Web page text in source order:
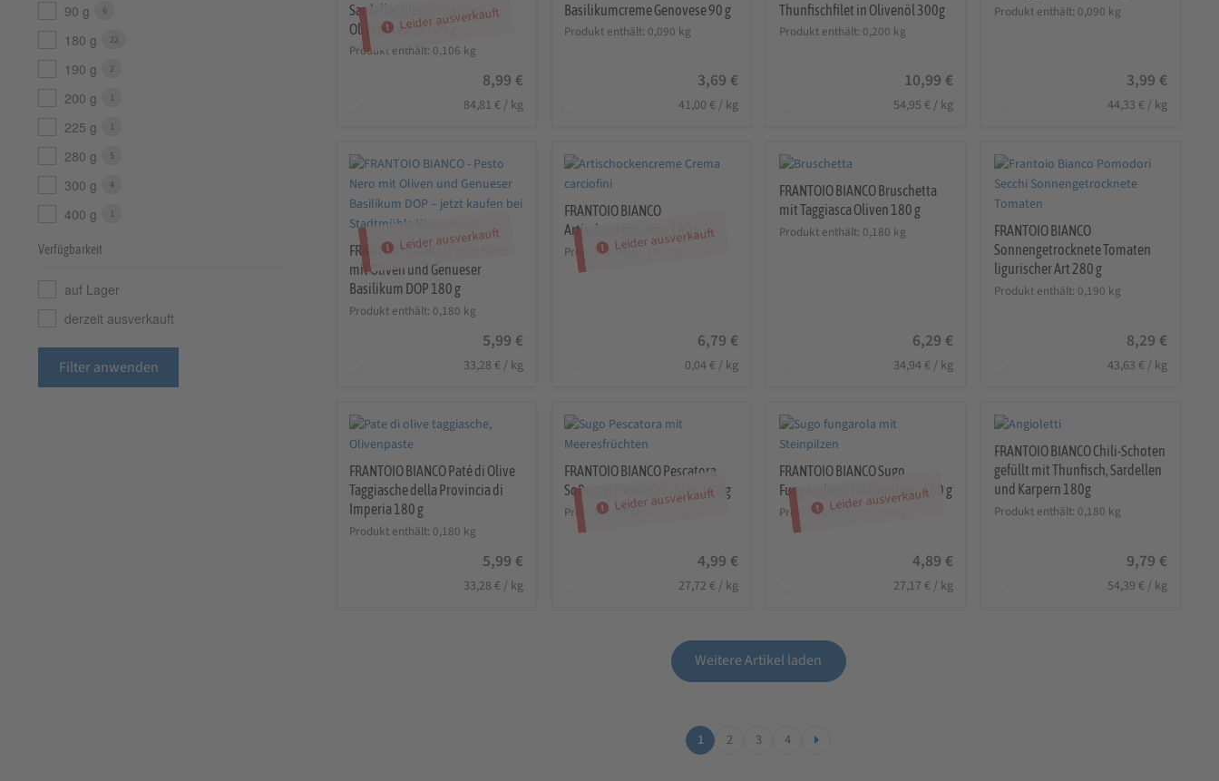
Leider ausverkauft
Sardellenfilets in nativem
Olivenöl extra 200 g
Produkt enthält: 0,106 kg
8,99 €
84,81 € / kg
Basilikumcreme Genovese 90 g
Produkt enthält: 0,090 kg
3,69 €
41,00 € / kg
Thunfischfilet in Olivenöl 300g
Produkt enthält: 0,200 kg
10,99 €
54,95 € / kg
Produkt enthält: 0,090 kg
3,99€
44,33 € / kg
Leider ausverkauft
FRANTOIO BIANCO Pesto Nero
mit Oliven und Genueser
Basilikum DOP 180 g
Produkt enthält: 0,180 kg
5,99 €
33,28 € / kg
Leider ausverkauft
FRANTOIO BIANCO
Artischockencreme 180 g
Produkt enthält: 180
6,79 €
0,04 € / kg
FRANTOIO BIANCO Bruschetta
mit Taggiasca Oliven 180 g
Produkt enthält: 0,180 kg
6,29 €
34,94 € / kg
FRANTOIO BIANCO
Sonnengetrocknete Tomaten
ligurischer Art 280 g
Produkt enthält: 0,190 kg
8,29€
43,63 € / kg
FRANTOIO BIANCO Paté di Olive
Taggiasche della Provincia di
Imperia 180 g
Produkt enthält: 0,180 kg
5,99 €
33,28 € / kg
Leider ausverkauft
FRANTOIO BIANCO Pescatora
Soße mit Meeresfrüchten 180 g
Produkt enthält: 0,180
4,99 €
27,72 € / kg
Leider ausverkauft
FRANTOIO BIANCO Sugo
Fungarola mit Steinpilzen, 180 g
Produkt enthält: 0,180
4,89 €
27,17 € / kg
FRANTOIO BIANCO Chili-Schoten
gefüllt mit Thunfisch, Sardellen
und Karpern 180g
Produkt enthält: 0,180 kg
9,79€
54,39 € / kg
Weitere Artikel laden
1 2 3 4
90 g 6
180 g 22
190 g 2
200 g 1
225 g 1
280 g 5
300 g 4
400 g 1
Verfügbarkeit
auf Lager
derzeit ausverkauft
Filter anwenden